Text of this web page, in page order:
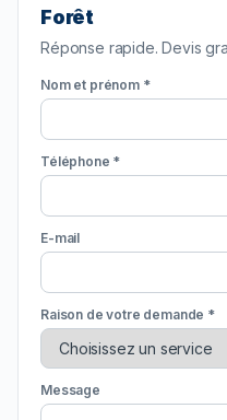
Forêt
Réponse rapide. Devis
Nom et prénom *
Téléphone *
E-mail
Raison de votre demande *
Message